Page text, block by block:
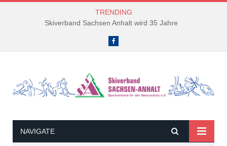
TRENDING
Skiverband Sachsen Anhalt wird 35 Jahre
Facebook
NAVIGATE